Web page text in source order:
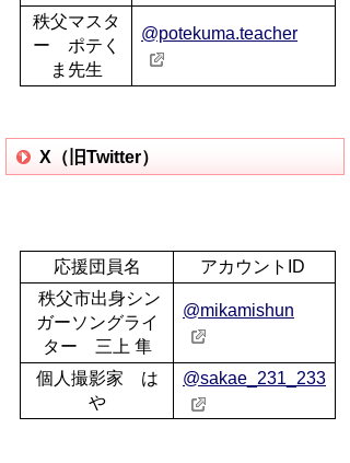
秩父マスタ
ー ポテく
ま先生
@potekuma.teacher
X（旧Twitter）
応援団員名
アカウントID
秩父市出身シン
ガーソングライ
ター 三上 隼
@mikamishun
個人撮影家 は
や
@sakae_231_233